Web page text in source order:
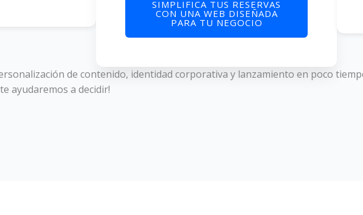
SIMPLIFICA TUS RESERVAS
CON UNA WEB DISEÑADA
PARA TU NEGOCIO
de contenido, identidad corporativa y lanzamiento en poco
ayudaremos a decidir!